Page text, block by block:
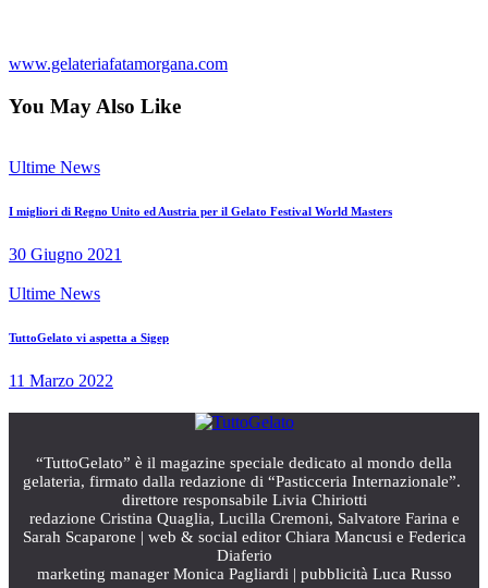
www.gelateriafatamorgana.com
You May Also Like
Ultime News
I migliori di Regno Unito ed Austria per il Gelato Festival World Masters
30 Giugno 2021
Ultime News
TuttoGelato vi aspetta a Sigep
11 Marzo 2022
“TuttoGelato” è il magazine speciale dedicato al mondo della
gelateria, firmato dalla redazione di “Pasticceria Internazionale”.
direttore responsabile Livia Chiriotti
redazione Cristina Quaglia, Lucilla Cremoni, Salvatore Farina e
Sarah Scaparone | web & social editor Chiara Mancusi e Federica
Diaferio
marketing manager Monica Pagliardi | pubblicità Luca Russo